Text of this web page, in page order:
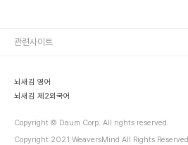
뇌새김 영어
뇌새김 제2외국어
Copyright © Daum Corp. All rights reserved.
Copyright 2021 WeaversMind All Rights
관련사이트